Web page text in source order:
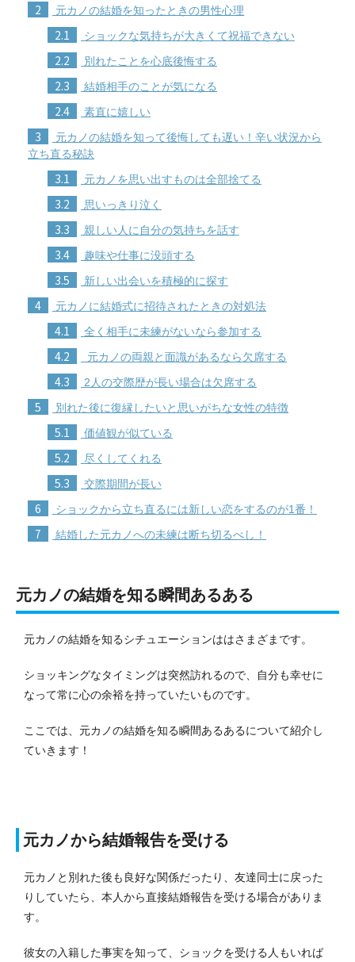
2 元カノの結婚を知ったときの男性心理
2.1 ショックな気持ちが大きくて祝福できない
2.2 別れたことを心底後悔する
2.3 結婚相手のことが気になる
2.4 素直に嬉しい
3
元カノの結婚を知って後悔しても遅い！辛い状況から
立ち直る秘訣
3.1 元カノを思い出すものは全部捨てる
3.2 思いっきり泣く
3.3 親しい人に自分の気持ちを話す
3.4 趣味や仕事に没頭する
3.5 新しい出会いを積極的に探す
4 元カノに結婚式に招待されたときの対処法
4.1 全く相手に未練がないなら参加する
4.2 元カノの両親と面識があるなら欠席する
4.3 2人の交際歴が長い場合は欠席する
5 別れた後に復縁したいと思いがちな女性の特徴
5.1 価値観が似ている
5.2 尽くしてくれる
5.3 交際期間が長い
6 ショックから立ち直るには新しい恋をするのが1番！
7 結婚した元カノへの未練は断ち切るべし！
元カノの結婚を知る瞬間あるある
元カノの結婚を知るシチュエーションははさまざまです。
ショッキングなタイミングは突然訪れるので、自分も幸せに
なって常に心の余裕を持っていたいものです。
ここでは、元カノの結婚を知る瞬間あるあるについて紹介し
ていきます！
元カノから結婚報告を受ける
元カノと別れた後も良好な関係だったり、友達同士に戻った
りしていたら、本人から直接結婚報告を受ける場合がありま
す。
彼女の入籍した事実を知って、ショックを受ける人もいれば